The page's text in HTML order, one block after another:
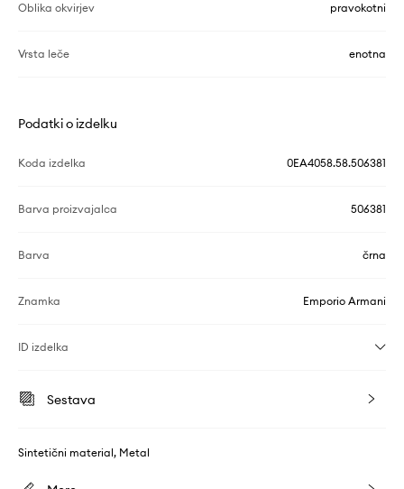
Oblika okvirjev pravokotni
Vrsta leče enotna
Podatki o izdelku
Koda izdelka 0EA4058.58.506381
Barva proizvajalca 506381
Barva črna
Znamka Emporio Armani
ID izdelka
Sestava
Sintetični material, Metal